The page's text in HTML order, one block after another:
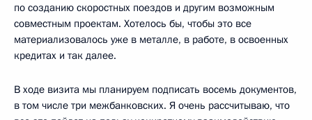
по созданию скоростных поездов и другим возможным
совместным проектам. Хотелось бы, чтобы это все
материализовалось уже в металле, в работе, в освоенных
кредитах и так далее.
В ходе визита мы планируем подписать восемь документов,
в том числе три межбанковских. Я очень рассчитываю, что